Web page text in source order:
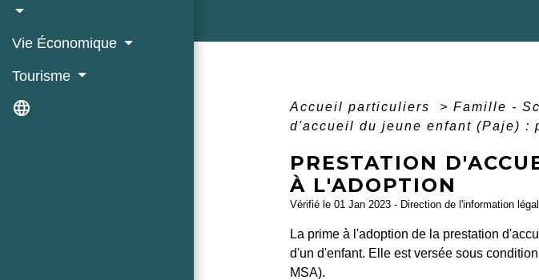
Vie Économique
Tourisme
language Accueil particuliers > Famille -
d'accueil du jeune enfant (Paje) :
PRESTATION
À L'ADOPTION
Vérifié le 01 Jan 2023 - Direction de l'information
La prime à l'adoption de la prestation
d'un d'enfant. Elle est versée sous
MSA).